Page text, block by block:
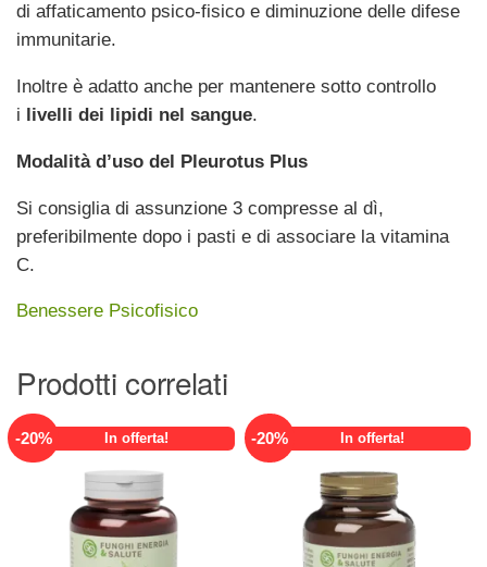
di affaticamento psico-fisico e diminuzione delle difese
immunitarie.
Inoltre è adatto anche per mantenere sotto controllo
i
livelli dei lipidi nel sangue.
Modalità d’uso del Pleurotus Plus
Si consiglia di assunzione 3 compresse al dì,
preferibilmente dopo i pasti e di associare la vitamina
C.
Benessere Psicofisico
Prodotti correlati
-20% In offerta! -20% In offerta!